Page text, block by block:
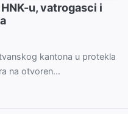
u, vatrogasci i
kantona u protekla
na otvoren...